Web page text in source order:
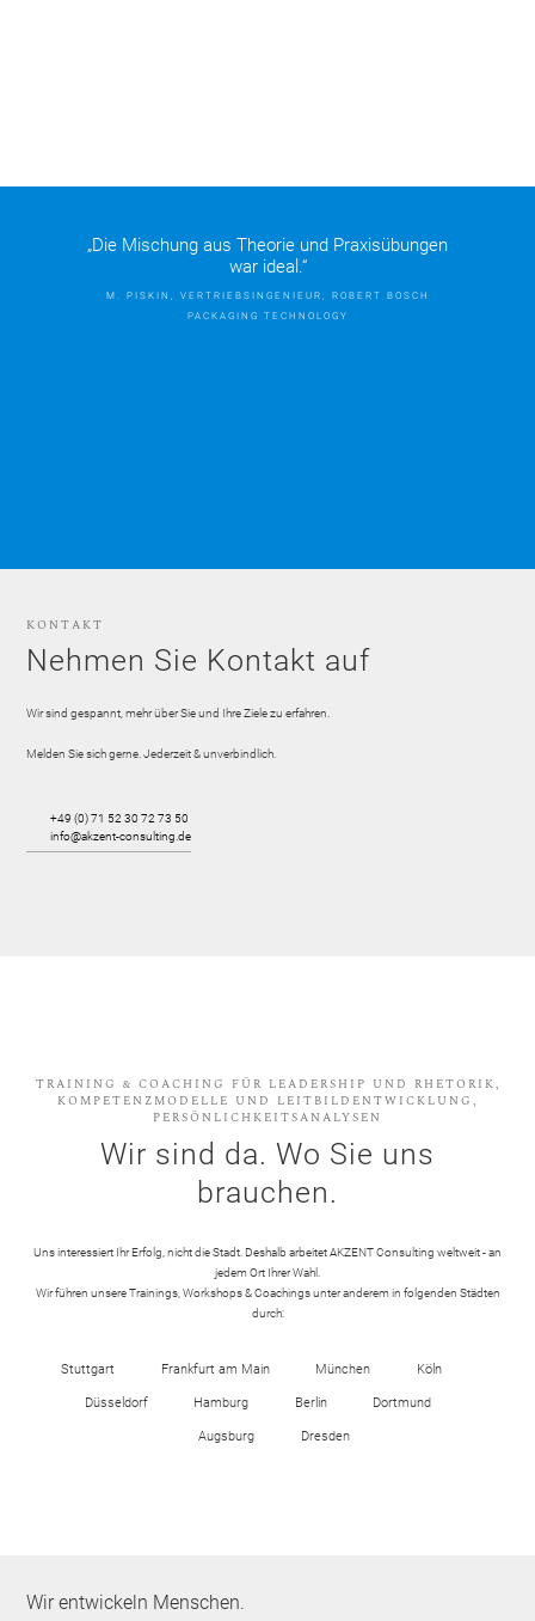
„Die Mischung aus Theorie und Praxisübungen
war ideal.“
M. PISKIN, VERTRIEBSINGENIEUR, ROBERT BOSCH
PACKAGING TECHNOLOGY
KONTAKT
Nehmen Sie Kontakt auf
Wir sind gespannt, mehr über Sie und Ihre Ziele zu erfahren.
Melden Sie sich gerne. Jederzeit & unverbindlich.
+49 (0) 71 52 30 72 73 50
info@akzent-consulting.de
TRAINING & COACHING FÜR LEADERSHIP UND RHETORIK,
KOMPETENZMODELLE UND LEITBILDENTWICKLUNG,
PERSÖNLICHKEITSANALYSEN
Wir sind da. Wo Sie uns
brauchen.
Uns interessiert Ihr Erfolg, nicht die Stadt. Deshalb arbeitet AKZENT Consulting weltweit - an
jedem Ort Ihrer Wahl.
Wir führen unsere Trainings, Workshops & Coachings unter anderem in folgenden Städten
durch:
Stuttgart Frankfurt am Main München Köln
Düsseldorf Hamburg Berlin Dortmund
Augsburg Dresden
Wir entwickeln Menschen.